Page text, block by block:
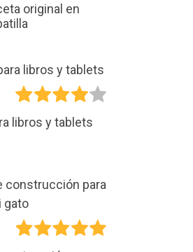
original en
libros y tablets